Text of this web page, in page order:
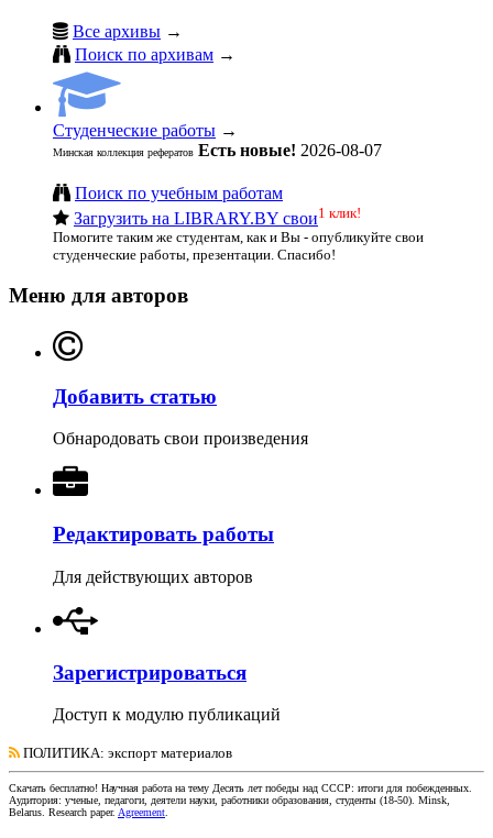
Все архивы →
Поиск по архивам →
Студенческие работы →
Минская коллекция рефератов Есть новые! 2026-08-07
Поиск по учебным работам
Загрузить на LIBRARY.BY свои1 клик!
Помогите таким же студентам, как и Вы - опубликуйте свои
студенческие работы, презентации. Спасибо!
Меню для авторов
Добавить статью
Обнародовать свои произведения
Редактировать работы
Для действующих авторов
Зарегистрироваться
Доступ к модулю публикаций
ПОЛИТИКА: экспорт материалов
Скачать бесплатно! Научная работана тему Десять лет победы над СССР: итоги для побежденных.
Аудитория: ученые, педагоги, деятели науки, работники образования, студенты (18-50). Minsk,
Belarus. Research paper. Agreement.